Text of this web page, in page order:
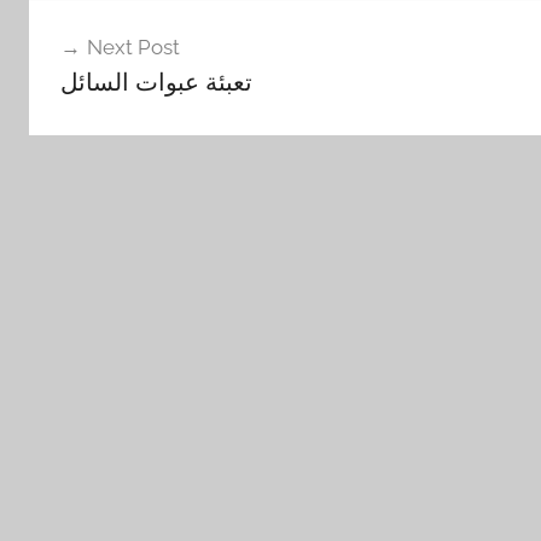
Next Post
تعبئة عبوات السائل